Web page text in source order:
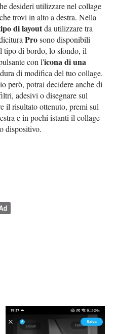
desideri utilizzare nel collage
che trovi in alto a destra. Nella
di layoutda utilizzare tra
Prosono disponibili
tipo di bordo, lo sfondo, il
con l'icona di una
di modifica del tuo collage.
però, potrai decidere anche di
adesivi o disegnare sul
il risultato ottenuto, premi sul
e in pochi istanti il collage
dispositivo.